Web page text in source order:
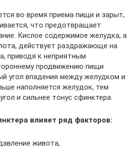
во время приема пищи и зарыт,
что предотвращает
Кислое содержимое желудка, а
действует раздражающе на
приводя к неприятным
продвижению пищи
угол впадения между желудком и
наполняется желудок, тем
и сильнее тонус сфинктера.
влияет ряд факторов:
живота,